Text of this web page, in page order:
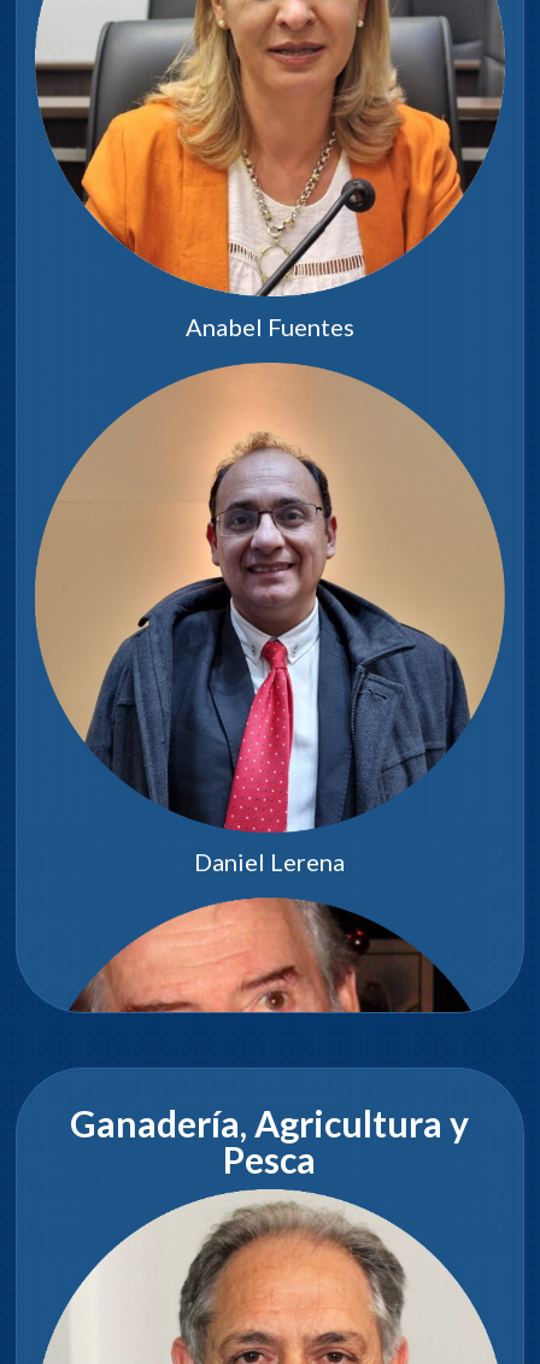
Anabel Fuentes
Daniel Lerena
Ganadería, Agricultura y
Pesca